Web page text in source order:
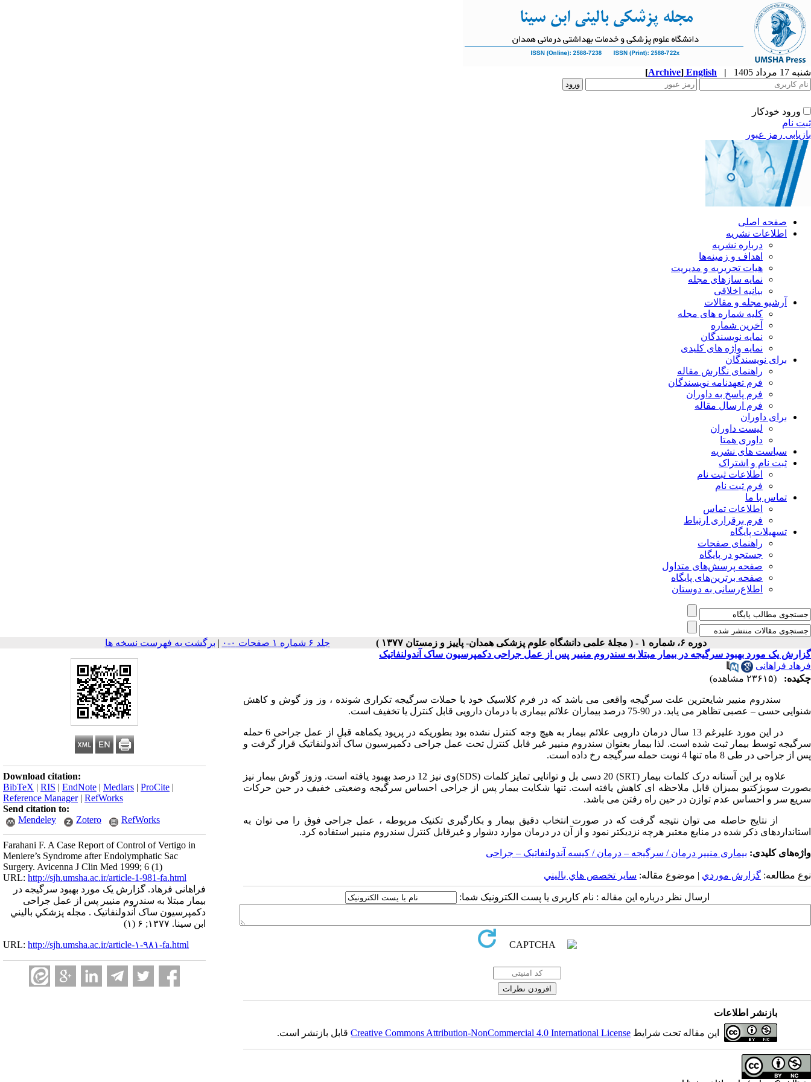
شنبه 17 مرداد 1405 |
English
[Archive]
ورود خودکار
ثبت نام
بازیابی رمز عبور
صفحه اصلی
اطلاعات نشریه
درباره نشریه
اهداف و زمینه‌ها
هیات تحریریه و مدیریت
نمایه سازهای مجله
بیانیه اخلاقی
آرشیو مجله و مقالات
کلیه شماره های مجله
آخرین شماره
نمایه نویسندگان
نمایه واژه های کلیدی
برای نویسندگان
راهنمای نگارش مقاله
فرم تعهدنامه نویسندگان
فرم پاسخ به داوران
فرم ارسال مقاله
برای داوران
لیست داوران
داوری همتا
سیاست های نشریه
ثبت نام و اشتراک
اطلاعات ثبت نام
فرم ثبت نام
تماس با ما
اطلاعات تماس
فرم برقراری ارتباط
تسهیلات پایگاه
راهنمای صفحات
جستجو در پایگاه
صفحه پرسش‌های متداول
صفحه برترین‌های پایگاه
اطلاع‌رسانی به دوستان
دوره ۶، شماره ۱ - ( مجلۀ علمی دانشگاه علوم پزشکی همدان- پاييز و زمستان ۱۳۷۷ ) جلد ۶ شماره ۱ صفحات ۰-۰ | برگشت به فهرست نسخه ها
Download citation:
BibTeX | RIS | EndNote | Medlars | ProCite |
Reference Manager| RefWorks
Send citation to:
Mendeley
Zotero RefWorks
Farahani F. A Case Report of Control of Vertigo in
Meniere’s Syndrome after Endolymphatic Sac
Surgery. Avicenna J Clin Med 1999; 6 (1)
URL: http://sjh.umsha.ac.ir/article-1-981-fa.html
فراهانی فرهاد. گزارش یک مورد بهبود سرگیجه در
بیمار مبتلا به سندروم منییر پس از عمل جراحی
دکمپرسیون ساک آندولنفاتیک . مجله پزشكي باليني
ابن سينا. ۱۳۷۷; ۶ (۱)
URL: http://sjh.umsha.ac.ir/article-۱-۹۸۱-fa.html
گزارش یک مورد بهبود سرگیجه در بیمار مبتلا به سندروم منییر پس از عمل جراحی دکمپرسیون ساک آندولنفاتیک
فرهاد فراهانی
چکیده:
(۲۳۶۱۵ مشاهده)
سندروم منییر شایعترین علت سرگیجه واقعی می باشد که در فرم کلاسیک خود با حملات سرگیجه تکراری شونده ، وز وز گوش و کاهش
شنوایی حسی – عصبی تظاهر می یابد. در 90-75 درصد بیماران علائم بیماری با درمان دارویی قابل کنترل یا تخفیف است.
در این مورد علیرغم 13 سال درمان دارویی علائم بیمار به هیچ وجه کنترل نشده بود بطوریکه در پریود یکماهه قبل از عمل جراحی 6 حمله
سرگیجه توسط بیمار ثبت شده است. لذا بیمار بعنوان سندروم منییر غیر قابل کنترل تحت عمل جراحی دکمپرسیون ساک آندولنفاتیک قرار گرفت و
پس از جراحی در طی 8 ماه تنها 4 نوبت حمله سرگیجه رخ داده است.
علاوه بر این آستانه درک کلمات بیمار (SRT) 20 دسی بل و توانایی تمایز کلمات ( SDS
)وی نیز 12 درصد بهبود یافته است. وزوز گوش بیمار نیز
بصورت سوبژکتیو بمیزان قابل ملاحظه ای کاهش یافته است. تنها شکایت بیمار پس از جراحی احساس سرگیجه وضعیتی خفیف در حین حرکات
سریع سر و احساس عدم توازن در حین راه رفتن می باشد.
از نتایج حاصله می توان نتیجه گرفت که در صورت انتخاب دقیق بیمار و بکارگیری تکنیک مربوطه ، عمل جراحی فوق را می توان به
استانداردهای ذکر شده در منابع معتبر هرچه نزدیکتر نمود و از آن در درمان موارد دشوار و غیرقابل کنترل سندروم منییر استفاده کرد.
واژه‌های کلیدی: بیماری منییر درمان / سرگیجه – درمان / کیسه آندولنفاتیک – جراحی
نوع مطالعه: گزارش موردي | موضوع مقاله: سایر تخصص هاي باليني
ارسال نظر درباره این مقاله : نام کاربری یا پست الکترونیک شما:
بازنشر اطلاعات
این مقاله تحت شرایط Creative Commons Attribution-NonCommercial 4.0 International Licenseقابل بازنشر است.